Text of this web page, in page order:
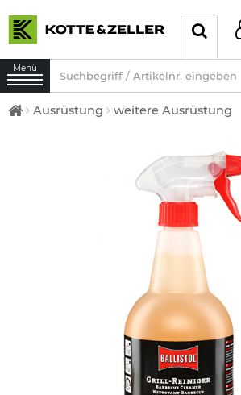
Menü
Ausrüstung weitere Ausrüstung